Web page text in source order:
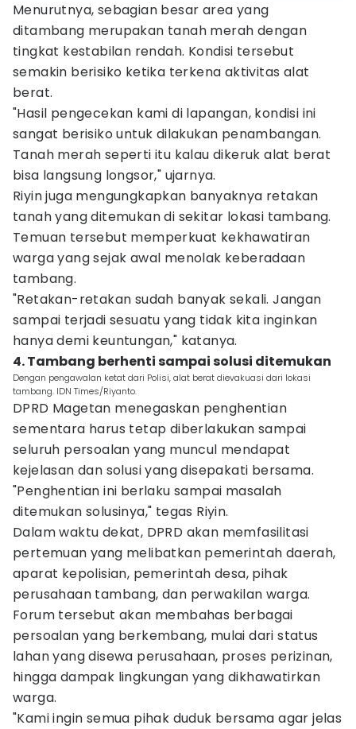
Menurutnya, sebagian besar area yang
ditambang merupakan tanah merah dengan
tingkat kestabilan rendah. Kondisi tersebut
semakin berisiko ketika terkena aktivitas alat
berat.
"Hasil pengecekan kami di lapangan, kondisi ini
sangat berisiko untuk dilakukan penambangan.
Tanah merah seperti itu kalau dikeruk alat berat
bisa langsung longsor," ujarnya.
Riyin juga mengungkapkan banyaknya retakan
tanah yang ditemukan di sekitar lokasi tambang.
Temuan tersebut memperkuat kekhawatiran
warga yang sejak awal menolak keberadaan
tambang.
"Retakan-retakan sudah banyak sekali. Jangan
sampai terjadi sesuatu yang tidak kita inginkan
hanya demi keuntungan," katanya.
4. Tambang berhenti sampai solusi ditemukan
Dengan pengawalan ketat dari Polisi, alat berat dievakuasi dari lokasi
tambang. IDN Times/Riyanto.
DPRD Magetan menegaskan penghentian
sementara harus tetap diberlakukan sampai
seluruh persoalan yang muncul mendapat
kejelasan dan solusi yang disepakati bersama.
"Penghentian ini berlaku sampai masalah
ditemukan solusinya," tegas Riyin.
Dalam waktu dekat, DPRD akan memfasilitasi
pertemuan yang melibatkan pemerintah daerah,
aparat kepolisian, pemerintah desa, pihak
perusahaan tambang, dan perwakilan warga.
Forum tersebut akan membahas berbagai
persoalan yang berkembang, mulai dari status
lahan yang disewa perusahaan, proses perizinan,
hingga dampak lingkungan yang dikhawatirkan
warga.
"Kami ingin semua pihak duduk bersama agar jelas